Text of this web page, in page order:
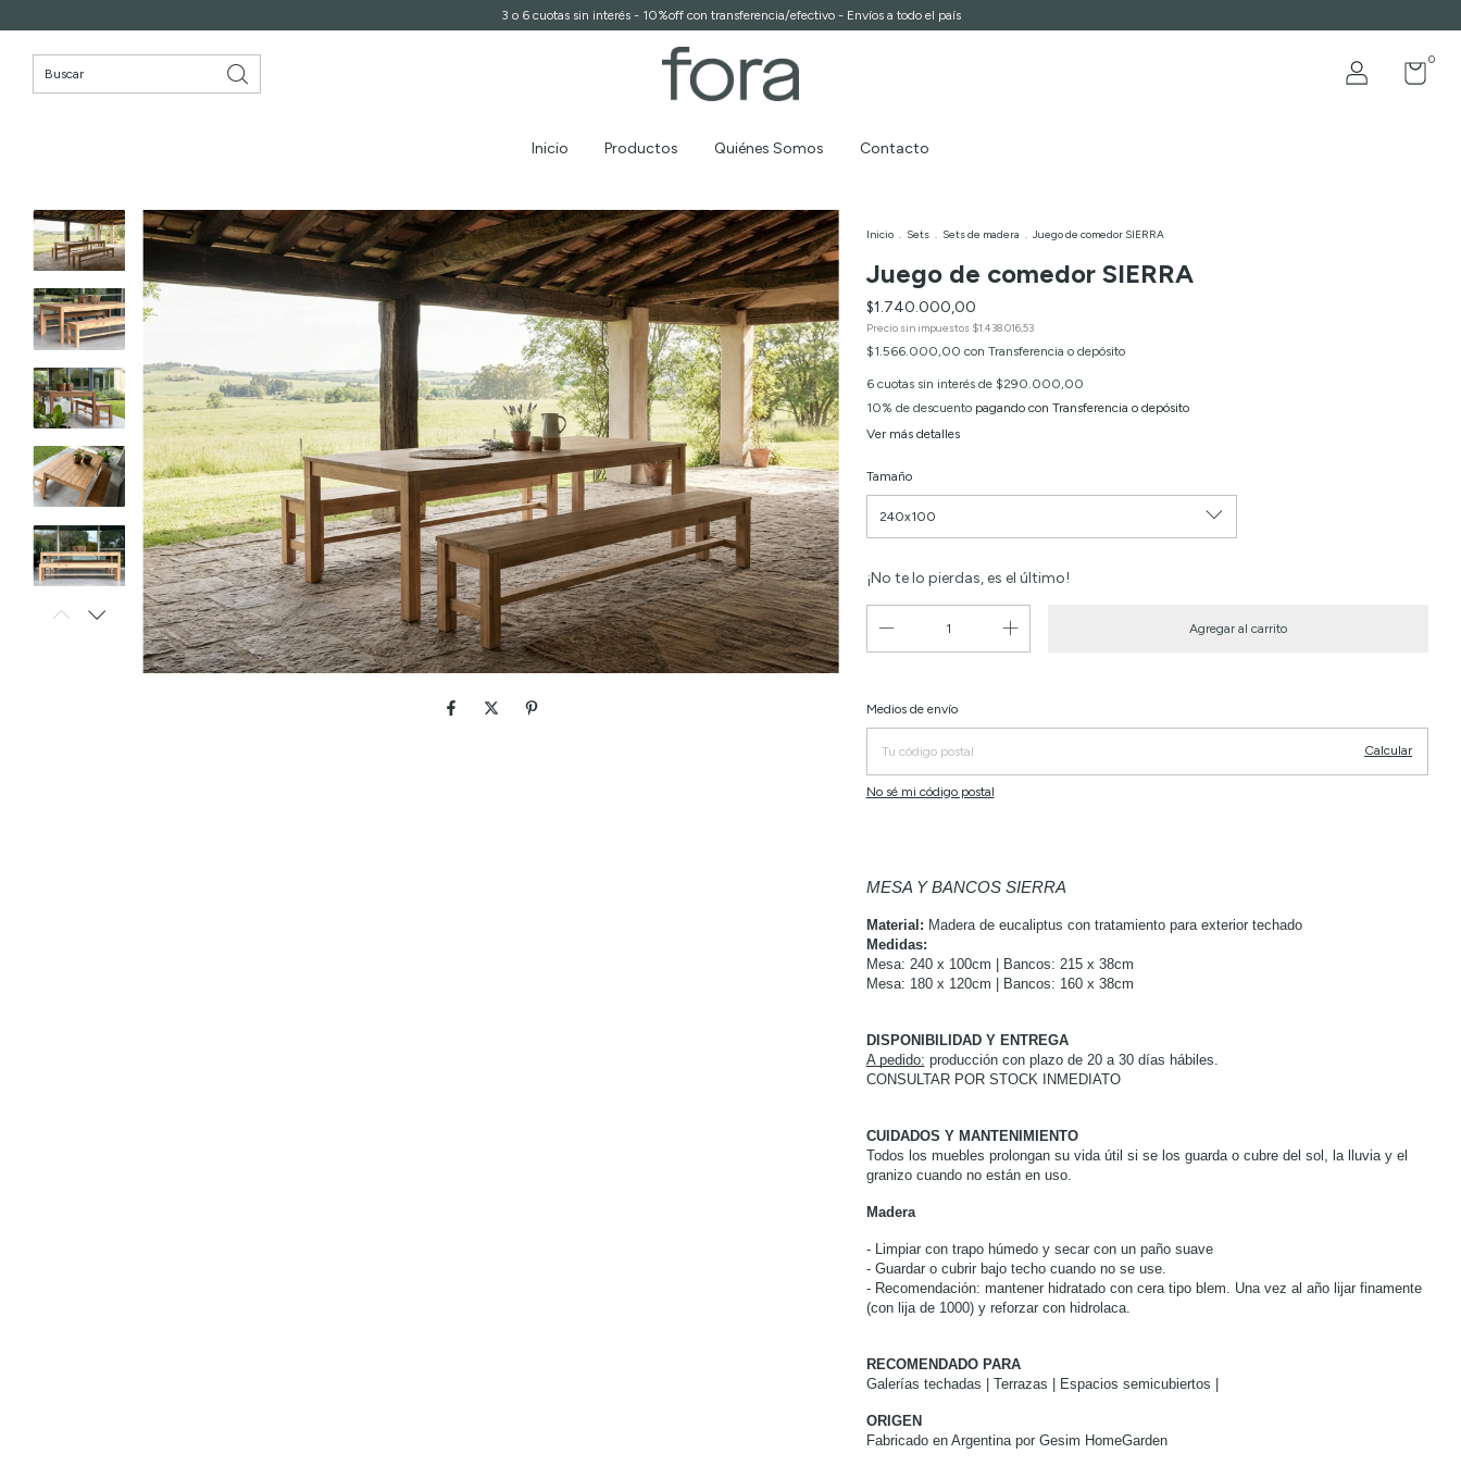
3 o 6 cuotas sin interés - 10%off con transferencia/efectivo - Envíos a todo el país
0
Inicio Productos Quiénes Somos Contacto
Inicio . Sets . Sets de madera . Juego de comedor SIERRA
Juego de comedor SIERRA
$1.740.000,00
Precio sin impuestos $1.438.016,53
$1.566.000,00 con Transferencia o depósito
6 cuotas sin interés de $290.000,00
10% de descuentopagando con Transferencia o depósito
Ver más detalles
Tamaño
¡No te lo pierdas, es el último!
Entregas para el CP:
Medios de envío
Calcular
No sé mi código postal
MESA Y BANCOS SIERRA
Material: Madera de eucaliptus con tratamiento para exterior techado
Medidas:
Mesa: 240 x 100cm | Bancos: 215 x 38cm
Mesa: 180 x 120cm | Bancos: 160 x 38cm
DISPONIBILIDAD Y ENTREGA
A pedido: producción con plazo de 20 a 30 días hábiles.
CONSULTAR POR STOCK INMEDIATO
CUIDADOS Y MANTENIMIENTO
Todos los muebles prolongan su vida útil si se los guarda o cubre del sol, la lluvia y el
granizo cuando no están en uso.
Madera
- Limpiar con trapo húmedo y secar con un paño suave
- Guardar o cubrir bajo techo cuando no se use.
- Recomendación: mantener hidratado con cera tipo blem. Una vez al año lijar finamente
(con lija de 1000) y reforzar con hidrolaca.
RECOMENDADO PARA
Galerías techadas | Terrazas | Espacios semicubiertos |
ORIGEN
Fabricado en Argentina por Gesim HomeGarden